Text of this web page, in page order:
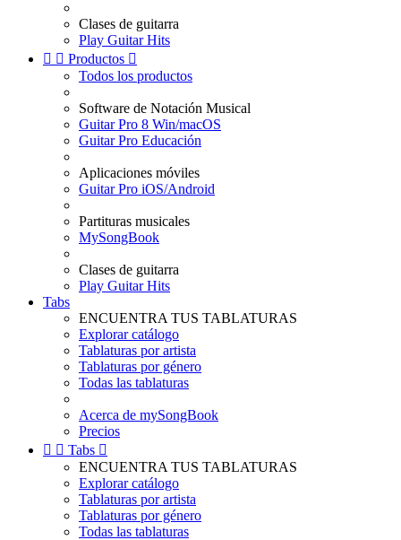
Clases de guitarra
Play Guitar Hits
  Productos 
Todos los productos
Software de Notación Musical
Guitar Pro 8 Win/macOS
Guitar Pro Educación
Aplicaciones móviles
Guitar Pro iOS/Android
Partituras musicales
MySongBook
Clases de guitarra
Play Guitar Hits
Tabs
ENCUENTRA TUS TABLATURAS
Explorar catálogo
Tablaturas por artista
Tablaturas por género
Todas las tablaturas
Acerca de mySongBook
Precios
  Tabs 
ENCUENTRA TUS TABLATURAS
Explorar catálogo
Tablaturas por artista
Tablaturas por género
Todas las tablaturas